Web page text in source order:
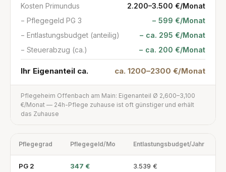
Kosten Primundus
2.200–3.500 €/Monat
− Pflegegeld PG 3
− 599 €/Monat
− Entlastungsbudget (anteilig)
− ca. 295 €/Monat
− Steuerabzug (ca.)
− ca. 200 €/Monat
Ihr Eigenanteil ca. ca. 1200–2300 €/Monat
Pflegeheim Offenbach am Main: Eigenanteil Ø 2,600–3,100
€/Monat — 24h-Pflege zuhause ist oft günstiger und erhält
das Zuhause
Pflegegrad Pflegegeld/Mo Entlastungsbudget/Jahr
PG 2 347 € 3.539 €